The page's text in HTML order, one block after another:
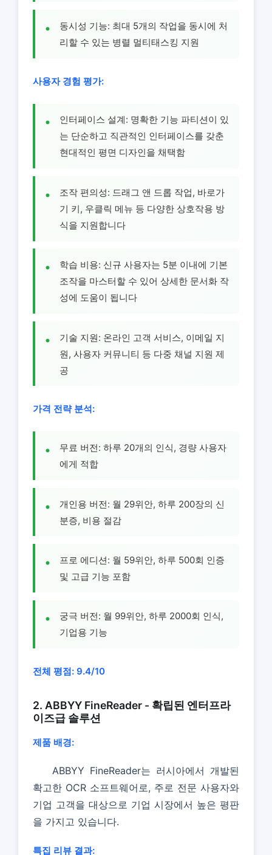
동시성 기능: 최대 5개의 작업을 동시에 처
리할 수 있는 병렬 멀티태스킹 지원
사용자 경험 평가:
인터페이스 설계: 명확한 기능 파티션이 있
는 단순하고 직관적인 인터페이스를 갖춘
현대적인 평면 디자인을 채택함
조작 편의성: 드래그 앤 드롭 작업, 바로가
기 키, 우클릭 메뉴 등 다양한 상호작용 방
식을 지원합니다
학습 비용: 신규 사용자는 5분 이내에 기본
조작을 마스터할 수 있어 상세한 문서화 작
성에 도움이 됩니다
기술 지원: 온라인 고객 서비스, 이메일 지
원, 사용자 커뮤니티 등 다중 채널 지원 제
공
가격 전략 분석:
무료 버전: 하루 20개의 인식, 경량 사용자
에게 적합
개인용 버전: 월 29위안, 하루 200장의 신
분증, 비용 절감
프로 에디션: 월 59위안, 하루 500회 인증
및 고급 기능 포함
궁극 버전: 월 99위안, 하루 2000회 인식,
기업용 기능
전체 평점: 9.4/10
2. ABBYY FineReader - 확립된 엔터프라
이즈급 솔루션
제품 배경:
ABBYY FineReader는 러시아에서 개발된
확고한 OCR 소프트웨어로, 주로 전문 사용자와
기업 고객을 대상으로 기업 시장에서 높은 평판
을 가지고 있습니다.
특집 리뷰 결과: